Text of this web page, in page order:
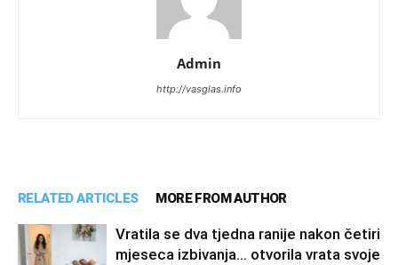
Admin
http://vasglas.info
RELATED ARTICLES MORE FROM AUTHOR
Vratila se dva tjedna ranije nakon četiri
mjeseca izbivanja… otvorila vrata svoje